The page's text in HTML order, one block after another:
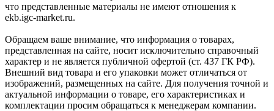
что представленные материалы не имеют отношения к
ekb.igc-market.ru.
Обращаем ваше внимание, что информация о товарах,
представленная на сайте, носит исключительно справочный
характер и не является публичной офертой (ст. 437 ГК РФ).
Внешний вид товара и его упаковки может отличаться от
изображений, размещенных на сайте. Для получения точной и
актуальной информации о товаре, его характеристиках и
комплектации просим обращаться к менеджерам компании.